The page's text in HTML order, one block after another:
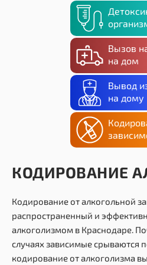
Вызов
на дом
Вывод
на дому
КОДИРОВАНИЕ
Кодирование от алкогольной
распространенный и
алкоголизмом в Краснодаре.
случаях зависимые срываются
кодирование от алкоголизма